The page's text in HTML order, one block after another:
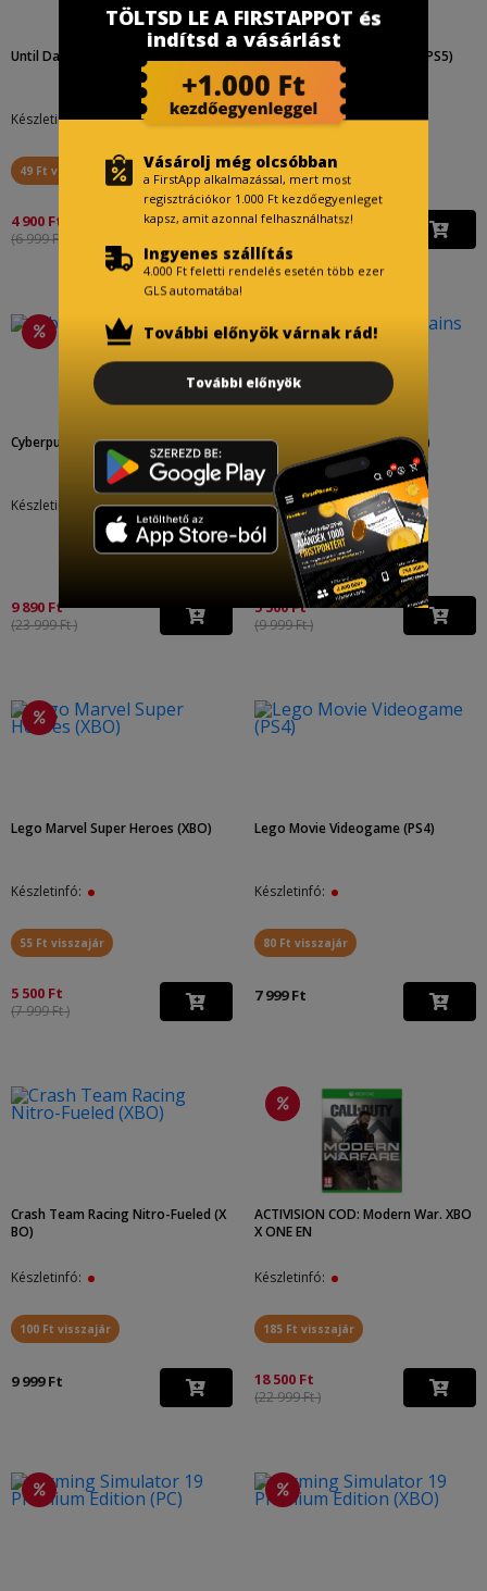
Until Dawn (PS4)
Készletinfó:
49 Ft visszajár
4 900 Ft
(6 999 Ft )
Ratchet & Clank: Rift Apart (PS5)
Készletinfó:
22 000 Ft
Cyberpunk 2077 (XBO)
Készletinfó:
9 890 Ft
(23 999 Ft )
LEGO DC Super-Villains (PS4)
Készletinfó:
5 500 Ft
(9 999 Ft )
Lego Marvel Super Heroes (XBO)
Készletinfó:
55 Ft visszajár
5 500 Ft
(7 999 Ft )
Lego Movie Videogame (PS4)
Készletinfó:
80 Ft visszajár
7 999 Ft
Crash Team Racing Nitro-Fueled (X
BO)
Készletinfó:
100 Ft visszajár
9 999 Ft
ACTIVISION COD: Modern War. XBO
X ONE EN
Készletinfó:
185 Ft visszajár
18 500 Ft
(22 999 Ft )
TÖLTSD LE A FIRSTAPPOT és
indítsd a vásárlást
Vásárolj még olcsóbban
a FirstApp alkalmazással, mert most
regisztrációkor 1.000 Ft kezdőegyenleget
kapsz, amit azonnal felhasználhatsz!
Ingyenes szállítás
4.000 Ft feletti rendelés esetén több ezer
GLS automatába!
További előnyök várnak rád!
További előnyök